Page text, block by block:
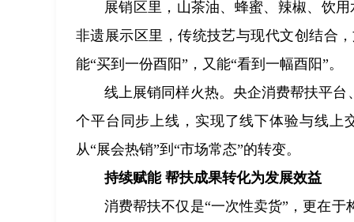
展销区里，山茶油、蜂蜜、辣椒、饮
非遗展示区里，传统技艺与现代文创结合
能“买到一份酉阳”，又能“看到一幅酉阳”。
线上展销同样火热。央企消费帮扶平
个平台同步上线，实现了线下体验与线上
从“展会热销”到“市场常态”的转变。
持续赋能 帮扶成果转化为发展效益
消费帮扶不仅是“一次性卖货”，更在